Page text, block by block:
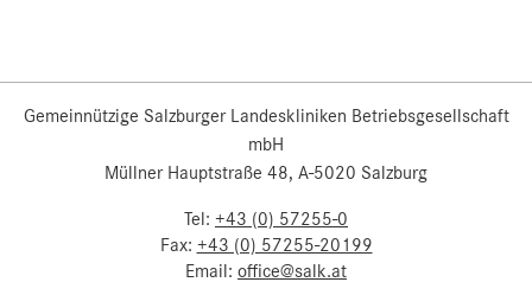
Gemeinnützige Salzburger Landeskliniken Betriebsgesellschaft
mbH
Müllner Hauptstraße 48, A-5020 Salzburg
Tel: +43 (0) 57255-0
Fax: +43 (0) 57255-20199
Email: office@salk.at